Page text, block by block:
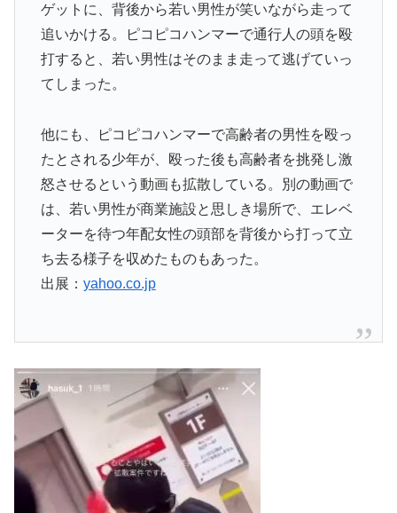
ゲットに、背後から若い男性が笑いながら走って
追いかける。ピコピコハンマーで通行人の頭を殴
打すると、若い男性はそのまま走って逃げていっ
てしまった。
他にも、ピコピコハンマーで高齢者の男性を殴っ
たとされる少年が、殴った後も高齢者を挑発し激
怒させるという動画も拡散している。別の動画で
は、若い男性が商業施設と思しき場所で、エレベ
ーターを待つ年配女性の頭部を背後から打って立
ち去る様子を収めたものもあった。
出展： yahoo.co.jp